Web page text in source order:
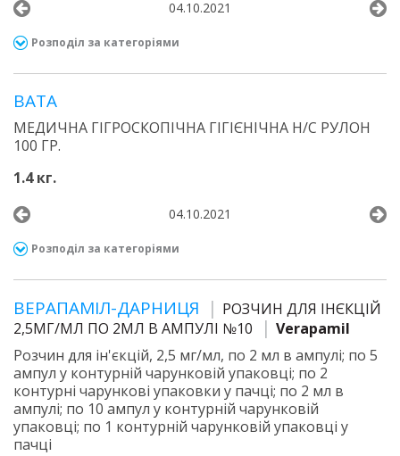
04.10.2021
Розподіл за категоріями
ВАТА
МЕДИЧНА ГІГРОСКОПІЧНА ГІГІЄНІЧНА Н/С РУЛОН
100 ГР.
1.4 кг.
04.10.2021
Розподіл за категоріями
ВЕРАПАМІЛ-ДАРНИЦЯ
РОЗЧИН ДЛЯ ІНЄКЦІЙ
2,5МГ/МЛ ПО 2МЛ В АМПУЛІ №10
Verapamil
Розчин для ін'єкцій, 2,5 мг/мл, по 2 мл в ампулі; по 5
ампул у контурній чарунковій упаковці; по 2
контурні чарункові упаковки у пачці; по 2 мл в
ампулі; по 10 ампул у контурній чарунковій
упаковці; по 1 контурній чарунковій упаковці у
пачці